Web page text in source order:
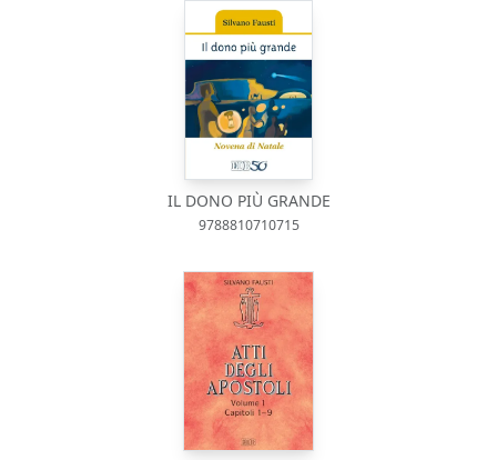
IL DONO PIÙ GRANDE
9788810710715